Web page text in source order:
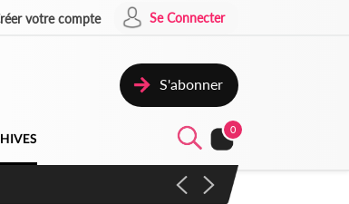
votre compte Se Connecter
S'abonner
0
des civils